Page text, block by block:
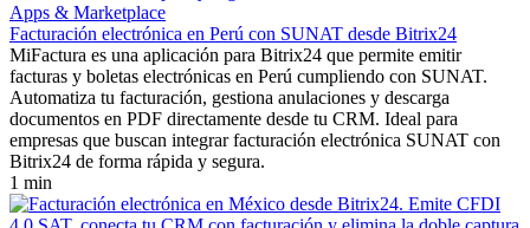
Apps & Marketplace
Facturación electrónica en Perú con SUNAT desde Bitrix24
MiFactura es una aplicación para Bitrix24 que permite emitir
facturas y boletas electrónicas en Perú cumpliendo con SUNAT.
Automatiza tu facturación, gestiona anulaciones y descarga
documentos en PDF directamente desde tu CRM. Ideal para
empresas que buscan integrar facturación electrónica SUNAT con
Bitrix24 de forma rápida y segura.
1 min